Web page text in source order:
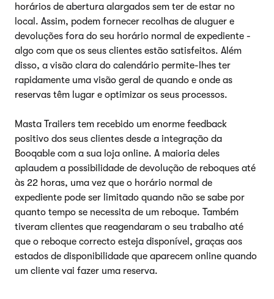
horários de abertura alargados sem ter de estar no
local. Assim, podem fornecer recolhas de aluguer e
devoluções fora do seu horário normal de expediente -
algo com que os seus clientes estão satisfeitos. Além
disso, a visão clara do calendário permite-lhes ter
rapidamente uma visão geral de quando e onde as
reservas têm lugar e optimizar os seus processos.
Masta Trailers tem recebido um enorme feedback
positivo dos seus clientes desde a integração da
Booqable com a sua loja online. A maioria deles
aplaudem a possibilidade de devolução de reboques até
às 22 horas, uma vez que o horário normal de
expediente pode ser limitado quando não se sabe por
quanto tempo se necessita de um reboque. Também
tiveram clientes que reagendaram o seu trabalho até
que o reboque correcto esteja disponível, graças aos
estados de disponibilidade que aparecem online quando
um cliente vai fazer uma reserva.